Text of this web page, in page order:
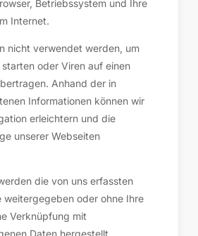
Betriebssystem und Ihre
Internet.
nicht verwendet werden, um
oder Viren auf einen
Anhand der in
Informationen können wir
erleichtern und die
unserer Webseiten
die von uns erfassten
weitergegeben oder ohne Ihre
Verknüpfung mit
Daten hergestellt.